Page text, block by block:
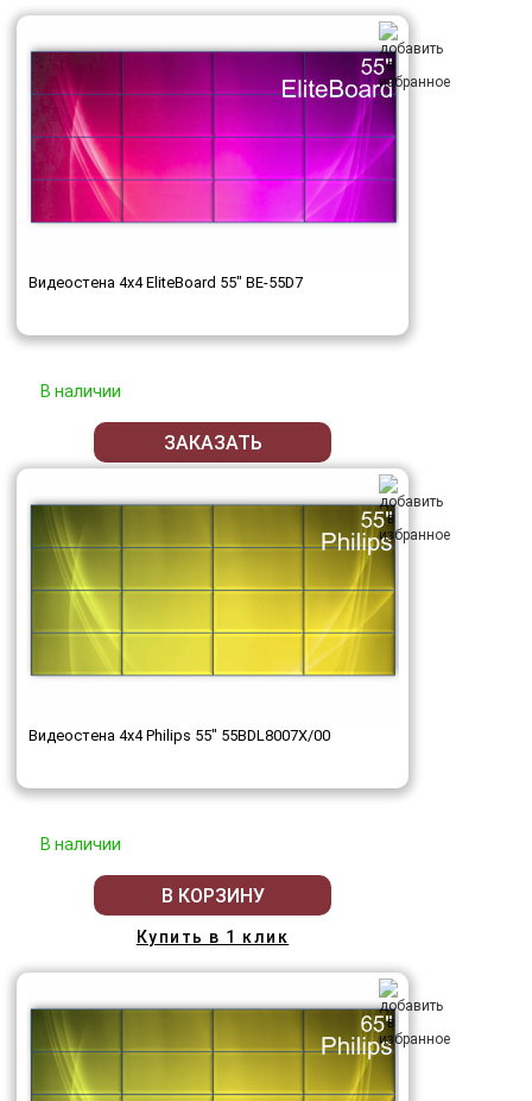
Видеостена 4x4 EliteBoard 55" BE-55D7
В наличии
ЗАКАЗАТЬ
Видеостена 4x4 Philips 55" 55BDL8007X/00
В наличии
В КОРЗИНУ
Купить в 1 клик